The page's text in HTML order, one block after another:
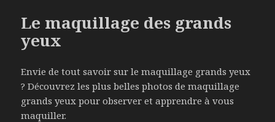
Le maquillage des grands
yeux
Envie de tout savoir sur le maquillage grands yeux
? Découvrez les plus belles photos de maquillage
grands yeux pour observer et apprendre à vous
maquiller.